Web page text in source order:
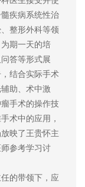
疾病系统性治
整形外科等领
期一天的培
答等形式展
结合实际手术
助、术中激
手术的操作技
术中的应用，
映了王贵怀主
参考学习讨
的带领下，应